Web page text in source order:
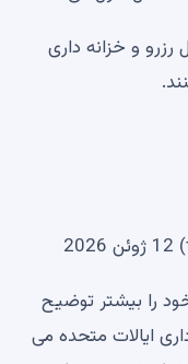
و خزانه داری
را بیشتر توضیح
ایالات متحده می